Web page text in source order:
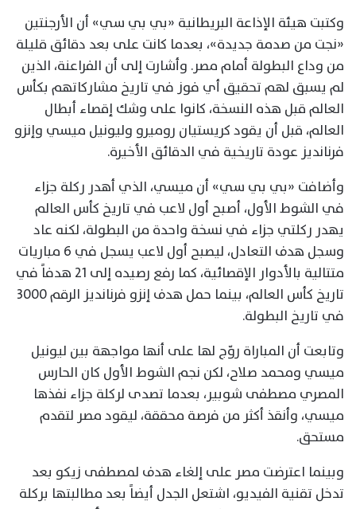
وكتبت هيئة الإذاعة البريطانية «بي بي سي» أن الأرجنتين
«نجت من صدمة جديدة»، بعدما كانت على بعد دقائق قليلة
من وداع البطولة أمام مصر. وأشارت إلى أن الفراعنة، الذين
لم يسبق لهم تحقيق أي فوز في تاريخ مشاركاتهم بكأس
العالم قبل هذه النسخة، كانوا على وشك إقصاء أبطال
العالم، قبل أن يقود كريستيان روميرو وليونيل ميسي وإنزو
فرنانديز عودة تاريخية في الدقائق الأخيرة.
وأضافت «بي بي سي» أن ميسي، الذي أهدر ركلة جزاء
في الشوط الأول، أصبح أول لاعب في تاريخ كأس العالم
يهدر ركلتي جزاء في نسخة واحدة من البطولة، لكنه عاد
وسجل هدف التعادل، ليصبح أول لاعب يسجل في 6 مباريات
متتالية بالأدوار الإقصائية، كما رفع رصيده إلى 21 هدفاً في
تاريخ كأس العالم، بينما حمل هدف إنزو فرنانديز الرقم 3000
في تاريخ البطولة.
وتابعت أن المباراة روّج لها على أنها مواجهة بين ليونيل
ميسي ومحمد صلاح، لكن نجم الشوط الأول كان الحارس
المصري مصطفى شوبير، بعدما تصدى لركلة جزاء نفذها
ميسي، وأنقذ أكثر من فرصة محققة، ليقود مصر لتقدم
مستحق.
وبينما اعترضت مصر على إلغاء هدف لمصطفى زيكو بعد
تدخل تقنية الفيديو، اشتعل الجدل أيضاً بعد مطالبتها بركلة